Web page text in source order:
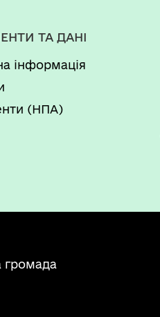
ТА ДАНІ
інформація
(НПА)
громада